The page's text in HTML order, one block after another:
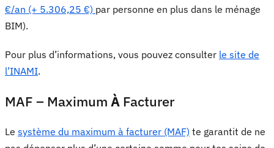
€/an (+ 5.306,25 €) par personne en plus dans le ménage
BIM).
Pour plus d’informations, vous pouvez consulter le site de
l’INAMI.
MAF – Maximum À Facturer
Le système du maximum à facturer (MAF) te garantit de ne